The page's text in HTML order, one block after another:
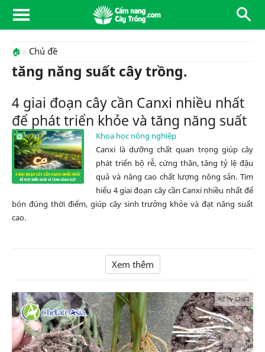
🏠 Chủ đề
tăng năng suất cây trồng.
4 giai đoạn cây cần Canxi nhiều nhất
để phát triển khỏe và tăng năng suất
Khoa học nông nghiệp
Canxi là dưỡng chất quan trọng giúp cây
phát triển bộ rễ, cứng thân, tăng tỷ lệ đậu
quả và nâng cao chất lượng nông sản. Tìm
hiểu 4 giai đoạn cây cần Canxi nhiều nhất để
bón đúng thời điểm, giúp cây sinh trưởng khỏe và đạt năng suất
cao.
Xem thêm
Ad by CNCT